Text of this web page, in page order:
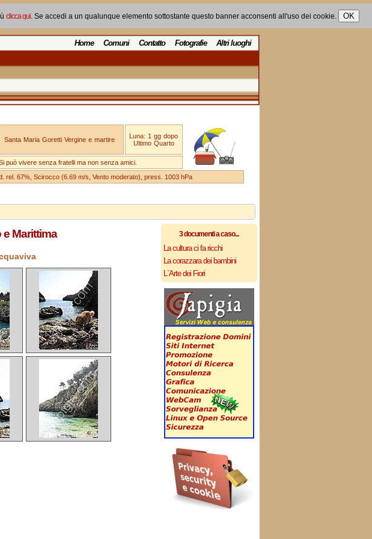
clicca qui. Se accedi a un qualunque elemento sottostante questo banner acconsenti all'uso dei cookie.
Home Comuni Contatto Fotografie Altri luoghi
Santa Maria Goretti Vergine e martire
Luna: 1 gg dopo
Ultimo Quarto
può vivere senza fratelli ma non senza amici.
rel. 67%, Scirocco (6.69 m/s, Vento moderato), press. 1003 hPa
Marittima 3 documenti a caso...
La cultura ci fa ricchi
La corazzara dei bambini
L`Arte dei Fiori